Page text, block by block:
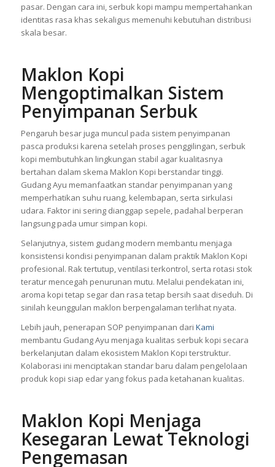
pasar. Dengan cara ini, serbuk kopi mampu mempertahankan
identitas rasa khas sekaligus memenuhi kebutuhan distribusi
skala besar.
Maklon Kopi
Mengoptimalkan Sistem
Penyimpanan Serbuk
Pengaruh besar juga muncul pada sistem penyimpanan
pasca produksi karena setelah proses penggilingan, serbuk
kopi membutuhkan lingkungan stabil agar kualitasnya
bertahan dalam skema Maklon Kopi berstandar tinggi.
Gudang Ayu memanfaatkan standar penyimpanan yang
memperhatikan suhu ruang, kelembapan, serta sirkulasi
udara. Faktor ini sering dianggap sepele, padahal berperan
langsung pada umur simpan kopi.
Selanjutnya, sistem gudang modern membantu menjaga
konsistensi kondisi penyimpanan dalam praktik Maklon Kopi
profesional. Rak tertutup, ventilasi terkontrol, serta rotasi stok
teratur mencegah penurunan mutu. Melalui pendekatan ini,
aroma kopi tetap segar dan rasa tetap bersih saat diseduh. Di
sinilah keunggulan maklon berpengalaman terlihat nyata.
Lebih jauh, penerapan SOP penyimpanan dari Kami
membantu Gudang Ayu menjaga kualitas serbuk kopi secara
berkelanjutan dalam ekosistem Maklon Kopi terstruktur.
Kolaborasi ini menciptakan standar baru dalam pengelolaan
produk kopi siap edar yang fokus pada ketahanan kualitas.
Maklon Kopi Menjaga
Kesegaran Lewat Teknologi
Pengemasan